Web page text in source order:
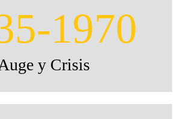
1970
y Crisis